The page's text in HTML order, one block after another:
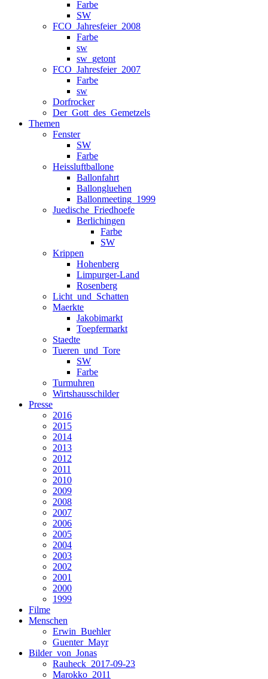
Farbe
SW
FCO_Jahresfeier_2008
Farbe
sw
sw_getont
FCO_Jahresfeier_2007
Farbe
sw
Dorfrocker
Der_Gott_des_Gemetzels
Themen
Fenster
SW
Farbe
Heissluftballone
Ballonfahrt
Ballongluehen
Ballonmeeting_1999
Juedische_Friedhoefe
Berlichingen
Farbe
SW
Krippen
Hohenberg
Limpurger-Land
Rosenberg
Licht_und_Schatten
Maerkte
Jakobimarkt
Toepfermarkt
Staedte
Tueren_und_Tore
SW
Farbe
Turmuhren
Wirtshausschilder
Presse
2016
2015
2014
2013
2012
2011
2010
2009
2008
2007
2006
2005
2004
2003
2002
2001
2000
1999
Filme
Menschen
Erwin_Buehler
Guenter_Mayr
Bilder_von_Jonas
Rauheck_2017-09-23
Marokko_2011